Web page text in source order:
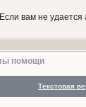
вам не
помощи
Текстовая